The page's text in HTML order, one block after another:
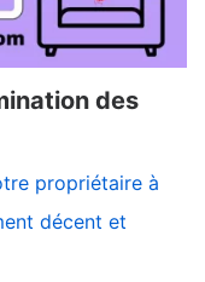
des
propriétaire à
décent et